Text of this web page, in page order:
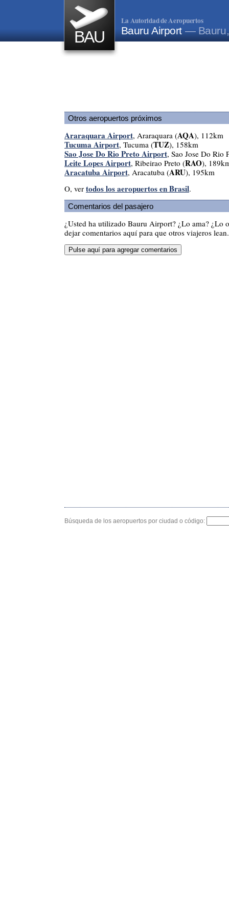
BAU
La Autoridad de Aeropuertos
Bauru Airport—
Otros aeropuertos próximos
Araraquara Airport, Araraquara (AQA), 112km
Tucuma Airport, Tucuma (TUZ), 158km
Sao Jose Do Rio Preto Airport, Sao Jose Do Rio
Leite Lopes Airport, Ribeirao Preto (RAO),
Aracatuba Airport, Aracatuba (ARU), 195km
O, ver todos los aeropuertos en Brasil.
Comentarios del pasajero
¿Usted ha utilizado Bauru Airport? ¿Lo ama? ¿Lo
dejar comentarios aquí para que otros viajeros lean.
Búsqueda de los aeropuertos por ciudad o código: